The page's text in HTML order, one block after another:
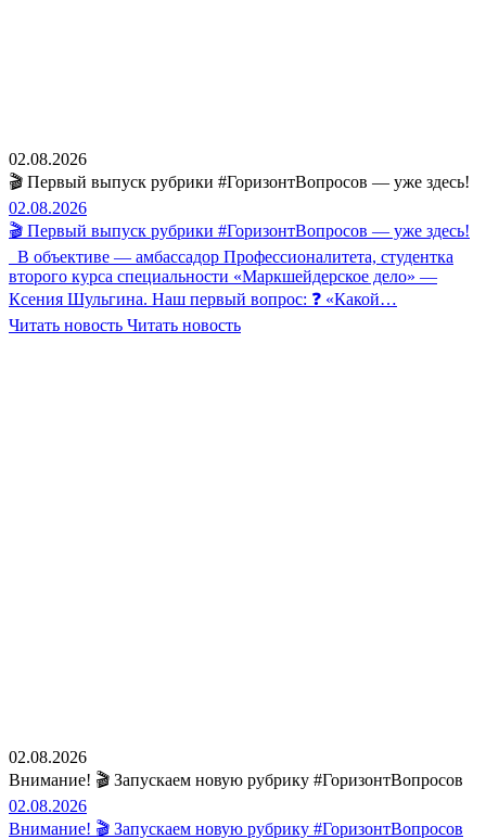
02.08.2026
🎬 Первый выпуск рубрики #ГоризонтВопросов — уже здесь!
02.08.2026
🎬 Первый выпуск рубрики #ГоризонтВопросов — уже здесь!
В объективе — амбассадор Профессионалитета, студентка
второго курса специальности «Маркшейдерское дело» —
Ксения Шульгина. Наш первый вопрос: ❓ «Какой…
Читать новость Читать новость
02.08.2026
Внимание! 🎬 Запускаем новую рубрику #ГоризонтВопросов
02.08.2026
Внимание! 🎬 Запускаем новую рубрику #ГоризонтВопросов